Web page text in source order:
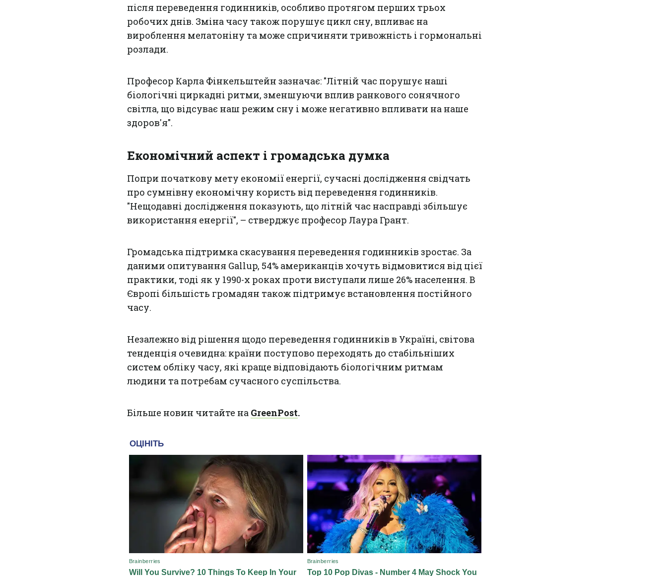
після переведення годинників, особливо протягом перших трьох
робочих днів. Зміна часу також порушує цикл сну, впливає на
вироблення мелатоніну та може спричиняти тривожність і гормональні
розлади.
Професор Карла Фінкельштейн зазначає: "Літній час порушує наші
біологічні циркадні ритми, зменшуючи вплив ранкового сонячного
світла, що відсуває наш режим сну і може негативно впливати на наше
здоров'я".
Економічний аспект і громадська думка
Попри початкову мету економії енергії, сучасні дослідження свідчать
про сумнівну економічну користь від переведення годинників.
"Нещодавні дослідження показують, що літній час насправді збільшує
використання енергії", – стверджує професор Лаура Грант.
Громадська підтримка скасування переведення годинників зростає. За
даними опитування Gallup, 54% американців хочуть відмовитися від цієї
практики, тоді як у 1990-х роках проти виступали лише 26% населення. В
Європі більшість громадян також підтримує встановлення постійного
часу.
Незалежно від рішення щодо переведення годинників в Україні, світова
тенденція очевидна: країни поступово переходять до стабільніших
систем обліку часу, які краще відповідають біологічним ритмам
людини та потребам сучасного суспільства.
Більше новин читайте на GreenPost.